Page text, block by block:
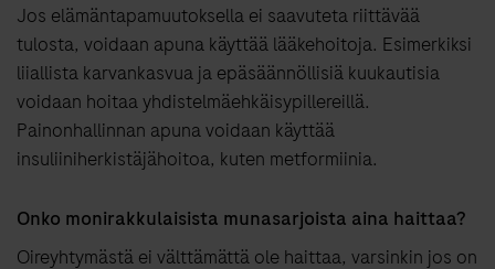
Jos elämäntapamuutoksella ei saavuteta riittävää
tulosta, voidaan apuna käyttää lääkehoitoja. Esimerkiksi
liiallista karvankasvua ja epäsäännöllisiä kuukautisia
voidaan hoitaa yhdistelmäehkäisypillereillä.
Painonhallinnan apuna voidaan käyttää
insuliiniherkistäjähoitoa, kuten metformiinia.
Onko monirakkulaisista munasarjoista aina haittaa?
Oireyhtymästä ei välttämättä ole haittaa, varsinkin jos on